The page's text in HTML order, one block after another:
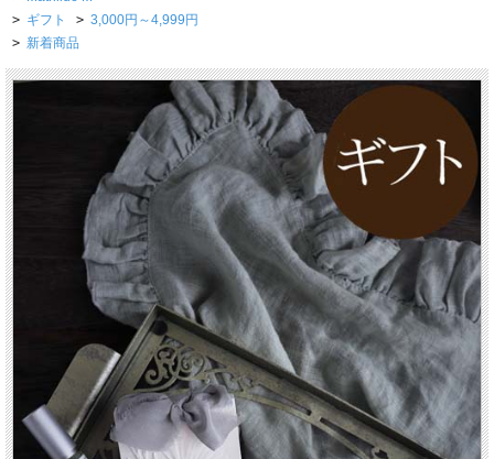
> ギフト > 3,000円～4,999円
> 新着商品